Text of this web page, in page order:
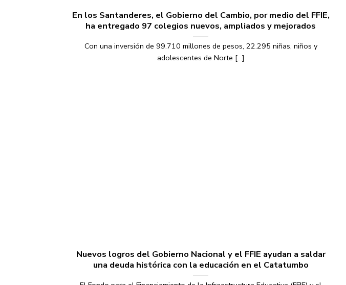
En los Santanderes, el Gobierno del Cambio, por medio del FFIE,
ha entregado 97 colegios nuevos, ampliados y mejorados
Con una inversión de 99.710 millones de pesos, 22.295 niñas, niños y
adolescentes de Norte [...]
Nuevos logros del Gobierno Nacional y el FFIE ayudan a saldar
una deuda histórica con la educación en el Catatumbo